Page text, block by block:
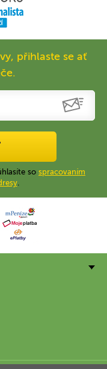
přihlaste se ať
so spracovaním
.